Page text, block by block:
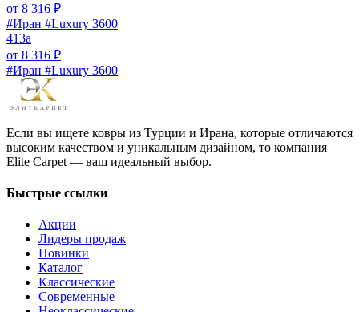
от 8 316 ₽
#Иран #Luxury 3600
413a
от 8 316 ₽
#Иран #Luxury 3600
Если вы ищете ковры из Турции и Ирана, которые отличаются
высоким качеством и уникальным дизайном, то компания
Elite Carpet — ваш идеальный выбор.
Быстрые ссылки
Акции
Лидеры продаж
Новинки
Каталог
Классические
Современные